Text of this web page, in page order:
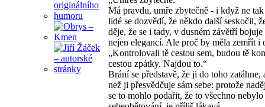
Má pravdu, umře zbytečně - i když ne
lidé se dozvědí, že někdo další seskočil,
děje, že se i tady, v dusném závětří
nejen elegancí. Ale proč by měla zemřít i
„Kontrolovali tě cestou sem, budou tě
cestou zpátky. Najdou to.“
Brání se představě, že ji do toho zatáhne,
než ji přesvědčuje sám sebe: protože
se to mohlo podařit, že to všechno